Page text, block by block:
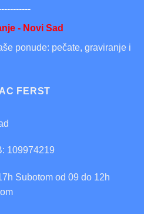
- Novi Sad
ponude: pečate, graviranje i
FERST
109974219
Subotom od 09 do 12h